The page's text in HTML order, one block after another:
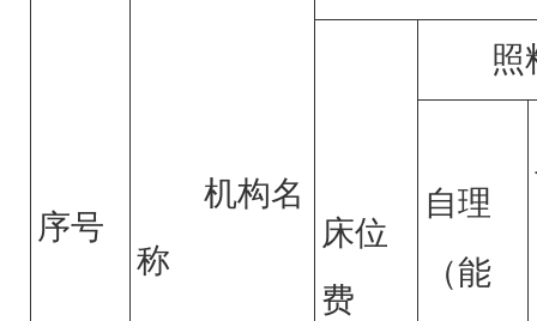
序号
机构名
称
床位
费
照
自理
（能